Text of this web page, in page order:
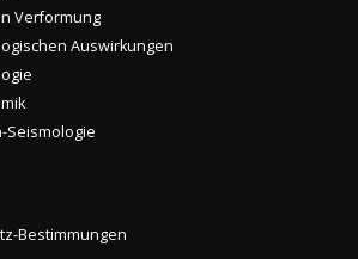
Verformung
Auswirkungen
Seismologie
Bestimmungen